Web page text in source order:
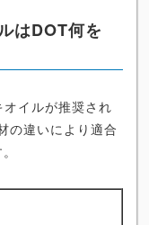
はDOT何を
イルが推奨され
の違いにより適合